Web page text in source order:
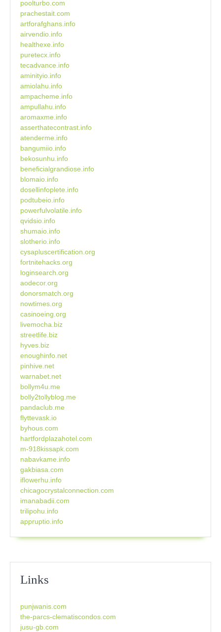
poolturbo.com
prachestait.com
artforafghans.info
airvendio.info
healthexe.info
puretecx.info
tecadvance.info
aminityio.info
amiolahu.info
ampacheme.info
ampullahu.info
aromaxme.info
asserthatecontrast.info
atenderme.info
bangumiio.info
bekosunhu.info
beneficialgrandiose.info
blomaio.info
dosellinfoplete.info
podtubeio.info
powerfulvolatile.info
qvidsio.info
shumaio.info
slotherio.info
cysapluscertification.org
fortnitehacks.org
loginsearch.org
aodecor.org
donorsmatch.org
nowtimes.org
casinoeing.org
livemocha.biz
streetlife.biz
hyves.biz
enoughinfo.net
pinhive.net
warnabet.net
bollym4u.me
bolly2tollyblog.me
pandaclub.me
flyttevask.io
byhous.com
hartfordplazahotel.com
m-918kissapk.com
nabavkame.info
gakbiasa.com
iflowerhu.info
chicagocrystalconnection.com
imanabadii.com
trilipohu.info
appruptio.info
Links
punjwanis.com
the-parcs-clematiscondos.com
jusu-gb.com